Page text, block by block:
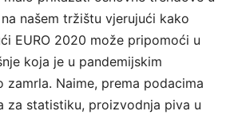
našem tržištu vjerujući kako
EURO 2020 može pripomoći u
koja je u pandemijskim
zamrla. Naime, prema podacima
za statistiku, proizvodnja piva u